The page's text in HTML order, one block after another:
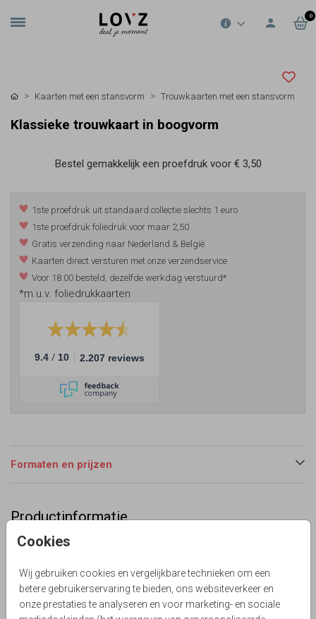
0
Cookies
Wij gebruiken cookies en vergelijkbare technieken om een
betere gebruikerservaring te bieden, ons websiteverkeer en
onze prestaties te analyseren en voor marketing- en sociale
Kaarten met een stansvorm Trouwkaarten met een stansvorm
Klassieke trouwkaart in boogvorm
Bestel gemakkelijk een proefdruk voor € 3,50
1ste proefdruk uit standaard collectie slechts 1 euro
1ste proefdruk foliedruk voor maar 2,50
Gratis verzending naar Nederland & België
Kaarten direct versturen met onze verzendservice
Voor 18:00 besteld, dezelfde werkdag verstuurd*
*m.u.v. foliedrukkaarten
9.4 / 10 2.207 reviews
Formaten en prijzen
Productinformatie
Omschrijving
Le Chique Design
Collectie